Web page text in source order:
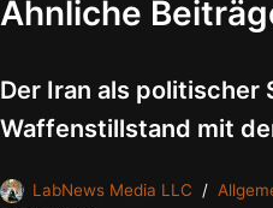
Ähnliche
Der Iran als politischer
Waffenstillstand mit
LabNews Media LLC